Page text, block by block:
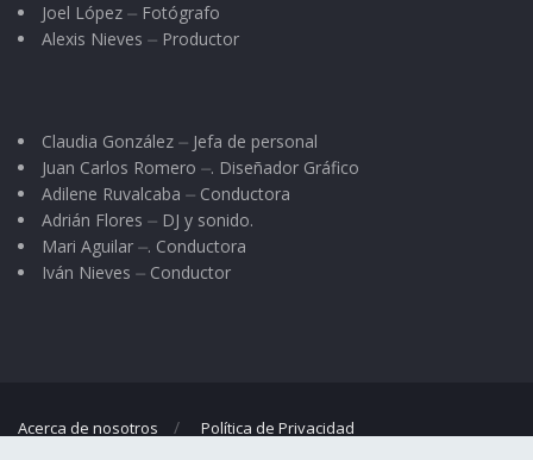
Joel López ⏤ Fotógrafo
Alexis Nieves ⏤ Productor
Claudia González ⏤ Jefa de personal
Juan Carlos Romero ⏤. Diseñador Gráfico
Adilene Ruvalcaba ⏤ Conductora
Adrián Flores ⏤ DJ y sonido.
Mari Aguilar ⏤. Conductora
Iván Nieves ⏤ Conductor
Acerca de nosotros Política de Privacidad